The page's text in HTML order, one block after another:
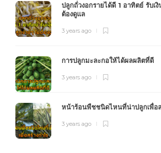
ปลูกถั่วงอกรายได้ดี 1 อาทิตย์ รับเ
ต้องดูแล
3 years ago
การปลูกมะละกอให้ได้ผลผลิตที่ดี
3 years ago
หน้าร้อนพืชชนิดไหนที่น่าปลูกเพื่อส
3 years ago